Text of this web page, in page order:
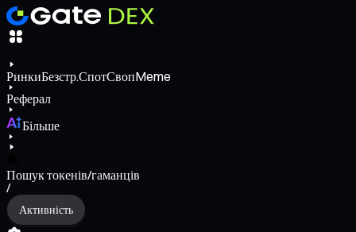
РинкиБезстр.СпотСвопMeme
Реферал
Більше
Пошук токенів/гаманців
/
Активність